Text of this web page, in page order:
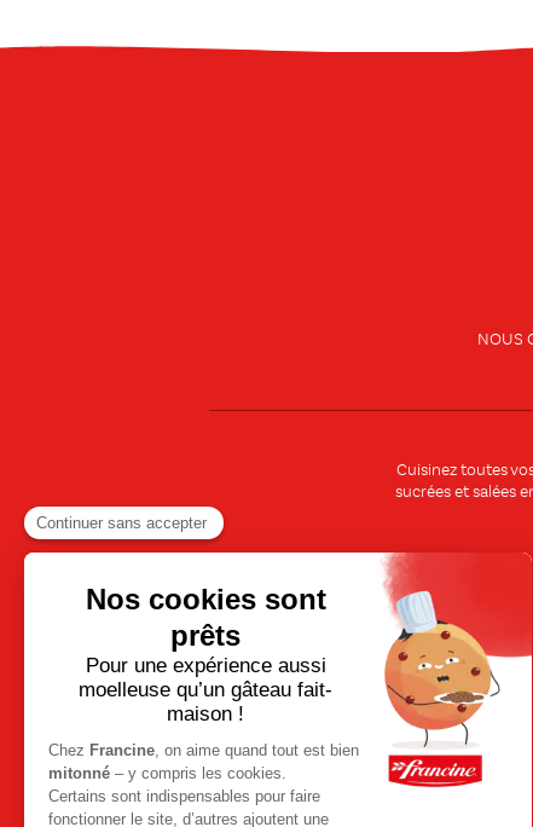
NOUS
Cuisinez toutes
sucrées et salées
Recettes rapides et faciles
Recettes simples pour tous les
Soupes